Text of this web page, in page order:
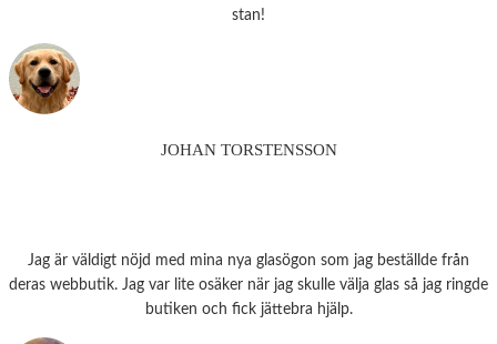
stan!
JOHAN TORSTENSSON
Jag är väldigt nöjd med mina nya glasögon som jag beställde från
deras webbutik. Jag var lite osäker när jag skulle välja glas så jag ringde
butiken och fick jättebra hjälp.